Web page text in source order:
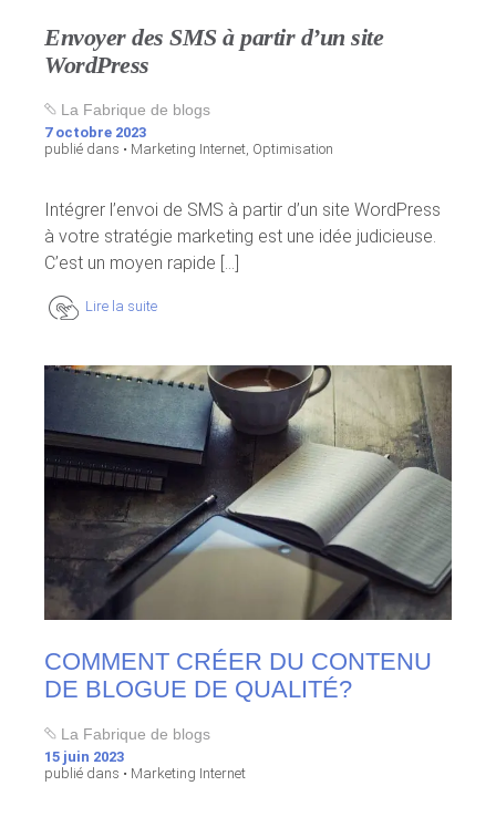
Envoyer des SMS à partir d’un site
WordPress
La Fabrique de blogs
7 octobre 2023
publié dans • Marketing Internet, Optimisation
Intégrer l’envoi de SMS à partir d’un site WordPress
à votre stratégie marketing est une idée judicieuse.
C’est un moyen rapide [...]
Lire la suite
COMMENT CRÉER DU CONTENU
DE BLOGUE DE QUALITÉ?
La Fabrique de blogs
15 juin 2023
publié dans • Marketing Internet